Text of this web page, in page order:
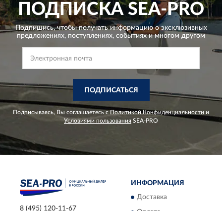
ПОДПИСКАSEA-PRO
Подпишись, чтобы получать информацию о эксклюзивных
предложениях, поступлениях, событиях и многом другом
ПОДПИСАТЬСЯ
Подписываясь, Вы соглашаетесь сПолитикой Конфиденциальности и
Условиями пользования SEA-PRO
8 (495) 120-11-67
ИНФОРМАЦИЯ
Доставка